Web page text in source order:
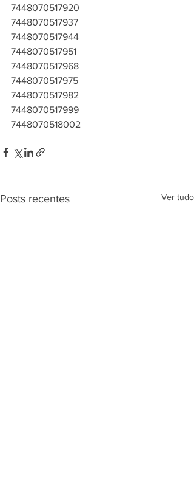
7448070517920
7448070517937
7448070517944
7448070517951
7448070517968
7448070517975
7448070517982
7448070517999
7448070518002
Posts recentes Ver tudo